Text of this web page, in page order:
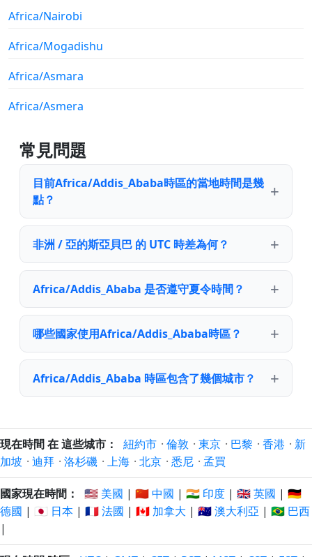
Africa/Nairobi
Africa/Mogadishu
Africa/Asmara
Africa/Asmera
常見問題
目前Africa/Addis_Ababa時區的當地時間是幾
點？
非洲 / 亞的斯亞貝巴 的 UTC 時差為何？
Africa/Addis_Ababa 是否遵守夏令時間？
哪些國家使用Africa/Addis_Ababa時區？
Africa/Addis_Ababa 時區包含了幾個城市？
現在時間 在 這些城市： 紐約市 · 倫敦 · 東京 · 巴黎 · 香港 · 新
加坡 · 迪拜 · 洛杉磯 · 上海 · 北京 · 悉尼 · 孟買
國家現在時間： 🇺🇸 美國 | 🇨🇳 中國 | 🇮🇳 印度 | 🇬🇧 英國 | 🇩🇪
德國 | 🇯🇵 日本 | 🇫🇷 法國 | 🇨🇦 加拿大 | 🇦🇺 澳大利亞 | 🇧🇷 巴西
|